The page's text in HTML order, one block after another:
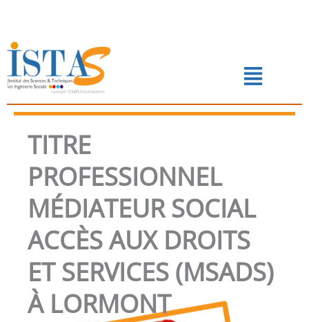
contenu
Menu
📅 PRENDRE RENDEZ-VOUS
TITRE
PROFESSIONNEL
MÉDIATEUR SOCIAL
ACCÈS AUX DROITS
ET SERVICES (MSADS)
À LORMONT